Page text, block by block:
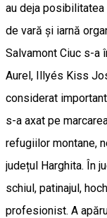
au deja
de vară și iarnă
Salvamont Ciuc s-a
Aurel, Illyés Kiss
considerat
s-a axat pe
refugiilor montane,
județul Harghita. În
schiul, patinajul,
profesionist. A